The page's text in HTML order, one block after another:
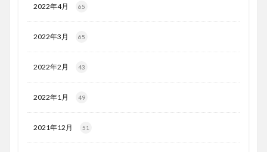
2022年4月 65
2022年3月 65
2022年2月 43
2022年1月 49
2021年12月 51